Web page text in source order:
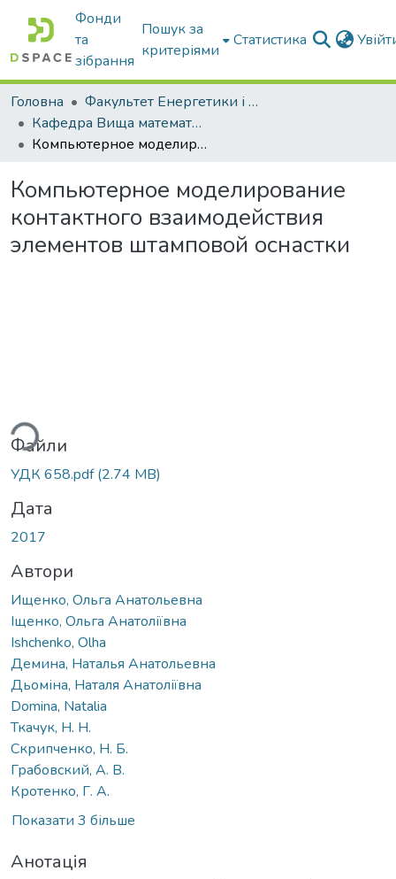
Фонди
та
зібрання
Пошук за
критеріями
Статистика
Головна
Факультет Енергетики і комп'ютерних технологій
Кафедра Вища математика та фізика
Компьютерное моделирование контактного взаимодействия элементов штамповой оснастки
Компьютерное моделирование
контактного взаимодействия
элементов штамповой оснастки
Файли
УДК 658.pdf(2.74 MB)
Дата
2017
Автори
Ищенко, Ольга Анатольевна
Іщенко, Ольга Анатоліївна
Ishchenko, Olha
Демина, Наталья Анатольевна
Дьоміна, Наталя Анатоліївна
Domina, Natalia
Ткачук, Н. Н.
Скрипченко, Н. Б.
Грабовский, А. В.
Кротенко, Г. А.
Показати 3 більше
Анотація